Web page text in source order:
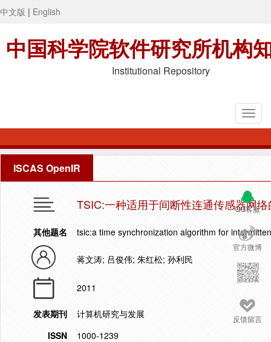
中文版 | English
中国科学院软件研究所机构
Institutional Repository
ISCAS OpenIR
QQ客服
官方微博
反馈留言
TSIC:一种适用于间断性连通传感器网
其他题名 tsic:a time synchronization algorithm for
蒋文涛; 吕俊伟; 朱红松; 孙利民
2011
发表期刊
计算机研究与发展
ISSN
1000-1239